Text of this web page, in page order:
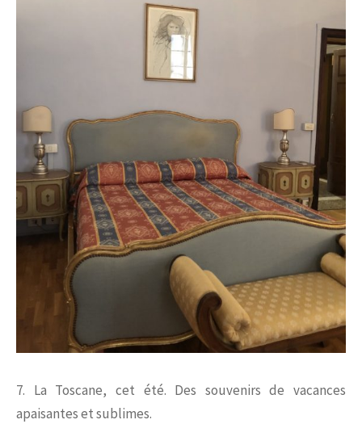
7. La Toscane, cet été. Des souvenirs de vacances
apaisantes et sublimes.